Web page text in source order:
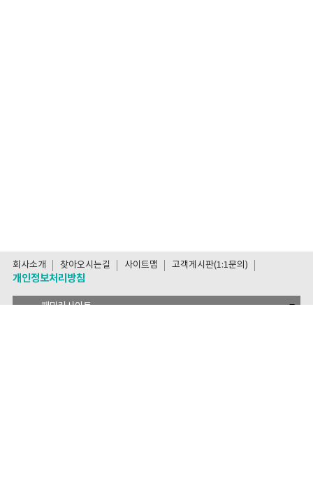
회사소개 찾아오시는길 사이트맵 고객게시판(1:1문의)
개인정보처리방침